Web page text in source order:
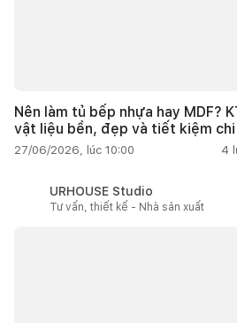
Nên làm tủ bếp nhựa hay MDF?
vật liệu bền, đẹp và tiết kiệm
27/06/2026, lúc 10:00 4
URHOUSE Studio
Tư vấn, thiết kế - Nhà sản xuất